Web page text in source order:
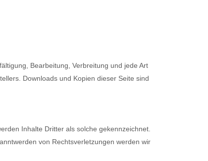
Bearbeitung, Verbreitung und jede Art
Downloads und Kopien dieser Seite sind
Inhalte Dritter als solche gekennzeichnet.
von Rechtsverletzungen werden wir